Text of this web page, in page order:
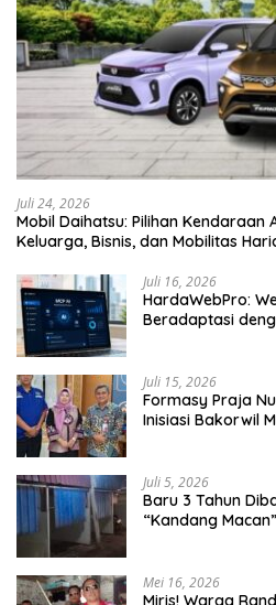
Juli 24, 2026
Mobil Daihatsu: Pilihan Kendaraan
Keluarga, Bisnis, dan Mobilitas
Juli 16, 2026
HardaWebPro:
Beradaptasi
Juli 15, 2026
Formasy Praja
Inisiasi Bakorwil
Juli 5, 2026
Baru 3 Tahun
“Kandang
Mei 16, 2026
Miris! Warga